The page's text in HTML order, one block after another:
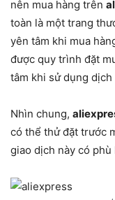
nên mua hàng trên
toàn là một trang
yên tâm khi mua
được quy trình đặt
tâm khi sử dụng
Nhìn chung,
có thể thử đặt trước
giao dịch này có